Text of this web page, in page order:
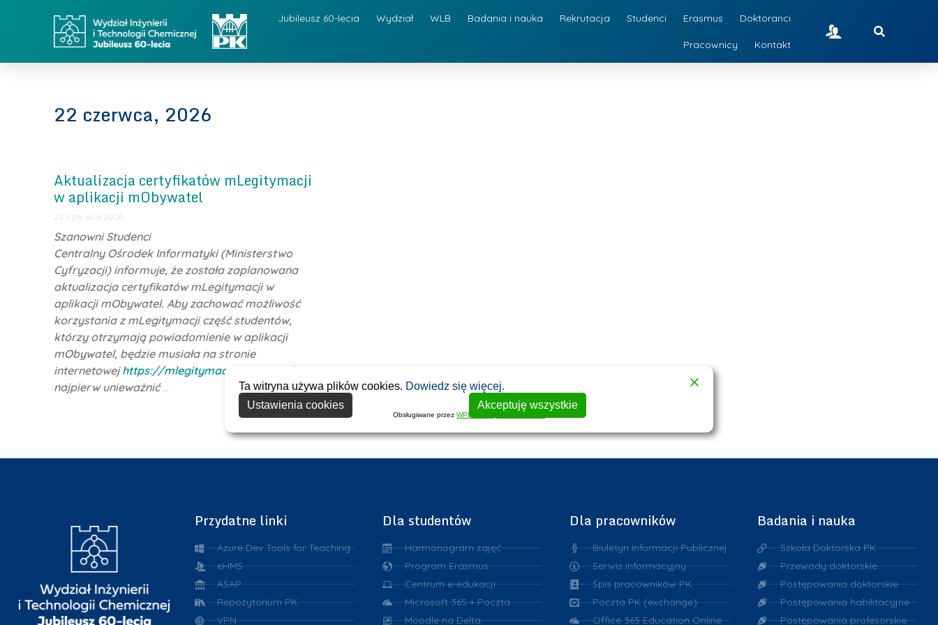
Jubileusz 60-lecia Wydział WLB Badania i nauka Rekrutacja Studenci Erasmus Doktoranci
Pracownicy Kontakt
22 czerwca, 2026
Aktualizacja certyfikatów mLegitymacji
w aplikacji mObywatel
22 czerwca 2026
Szanowni Studenci
Centralny Ośrodek Informatyki (Ministerstwo
Cyfryzacji) informuje, że została zaplanowana
aktualizacja certyfikatów mLegitymacji w
aplikacji mObywatel. Aby zachować możliwość
korzystania z mLegitymacji część studentów,
którzy otrzymają powiadomienie w aplikacji
mObywatel, będzie musiała na stronie
internetowejhttps://mlegitymacje.pk.edu.pl/
najpierw unieważnić…
Przydatne linki
Azure Dev Tools for Teaching
eHMS
ASAP
Repozytorium PK
VPN
Dla studentów
Harmonogram zajęć
Program Erasmus
Centrum e-edukacji
Microsoft 365 + Poczta
Moodle na Delta
Dla pracowników
Biuletyn Informacji Publicznej
Serwis informacyjny
Spis pracowników PK
Poczta PK (exchange)
Office 365 Education Online
Badania i nauka
Szkoła Doktorska PK
Przewody doktorskie
Postępowania doktorskie
Postępowania habilitacyjne
Postępowania profesorskie
Ta witryna używa plików cookies. Dowiedz się więcej.
Ustawienia cookies
Akceptuję wszystkie
Obsługiwane przez WPLP Compliance Platform